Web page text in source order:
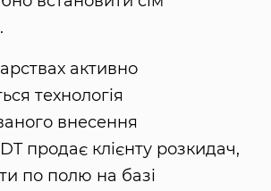
активно
технологія
внесення
продає клієнту розкидач,
по полю на базі